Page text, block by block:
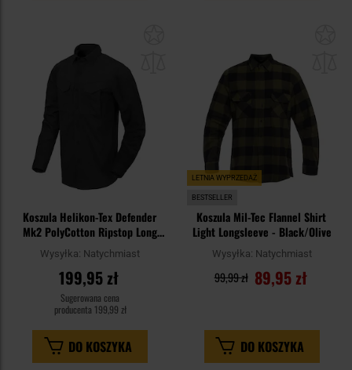
Koszula Helikon-Tex Defender
Mk2 PolyCotton Ripstop Long
Sleeve - Black
Wysyłka: Natychmiast
199,95 zł
Sugerowana cena
producenta 199,99 zł
DO KOSZYKA
LETNIA WYPRZEDAŻ
BESTSELLER
Koszula Mil-Tec Flannel Shirt
Light Longsleeve - Black/Olive
Wysyłka: Natychmiast
89,95 zł
99,99 zł
DO KOSZYKA